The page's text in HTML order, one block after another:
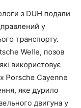
з DUH подали
у
транспорту.
Welle, позов
використовує
Porsche Cayenne
яке дурило
двигуна у